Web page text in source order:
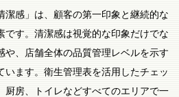
潔感」は、顧客の第一印象と継続的な
です。清潔感は視覚的な印象だけでな
や、店舗全体の品質管理レベルを示す
います。衛生管理表を活用したチェッ
厨房、トイレなどすべてのエリアで一